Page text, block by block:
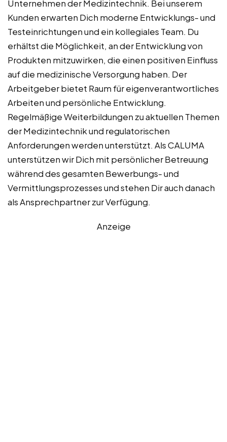
Unternehmen der Medizintechnik. Bei unserem
Kunden erwarten Dich moderne Entwicklungs- und
Testeinrichtungen und ein kollegiales Team. Du
erhältst die Möglichkeit, an der Entwicklung von
Produkten mitzuwirken, die einen positiven Einfluss
auf die medizinische Versorgung haben. Der
Arbeitgeber bietet Raum für eigenverantwortliches
Arbeiten und persönliche Entwicklung.
Regelmäßige Weiterbildungen zu aktuellen Themen
der Medizintechnik und regulatorischen
Anforderungen werden unterstützt. Als CALUMA
unterstützen wir Dich mit persönlicher Betreuung
während des gesamten Bewerbungs- und
Vermittlungsprozesses und stehen Dir auch danach
als Ansprechpartner zur Verfügung.
Anzeige